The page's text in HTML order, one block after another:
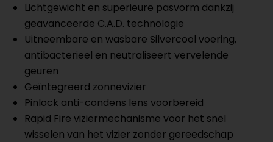
Lichtgewicht en superieure pasvorm dankzij
geavanceerde C.A.D. technologie
Uitneembare en wasbare Silvercool voering,
antibacterieel en neutraliseert vervelende
geuren
Geïntegreerd zonnevizier
Pinlock anti-condens lens voorbereid
Rapid Fire viziermechanisme voor het snel
wisselen van het vizier zonder gereedschap